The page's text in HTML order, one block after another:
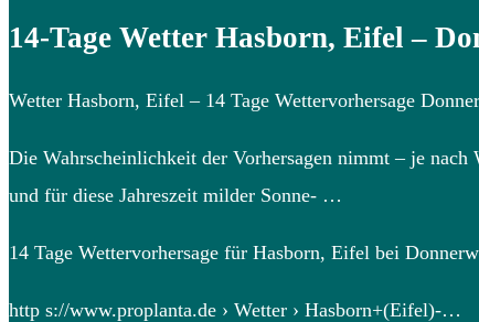
14-Tage Wetter Hasborn, Eifel –
Wetter Hasborn, Eifel – 14 Tage Wettervorhersage
Die Wahrscheinlichkeit der Vorhersagen nimmt – je
und für diese Jahreszeit milder Sonne- …
14 Tage Wettervorhersage für Hasborn, Eifel bei
http s://www.proplanta.de › Wetter › Hasborn+(Eifel)-…